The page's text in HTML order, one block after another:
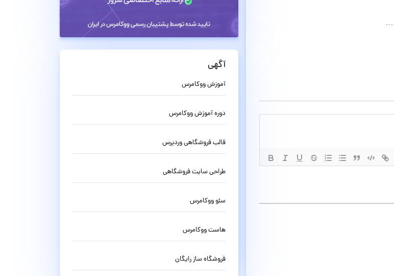
آگهی
آموزش ووکامرس
دوره آموزش ووکامرس
قالب فروشگاهی وردپرس
طراحی سایت فروشگاهی
سئو ووکامرس
هاست ووکامرس
فروشگاه ساز رایگان